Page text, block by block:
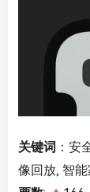
关键词 ：安
像回放, 智